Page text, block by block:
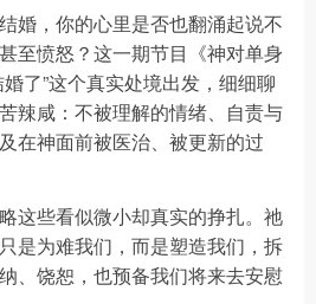
婚，你的心里是否也翻涌起说不
至愤怒？这一期节目《神对单身
了”这个真实处境出发，细细聊
辣咸：不被理解的情绪、自责与
在神面前被医治、被更新的过
这些看似微小却真实的挣扎。祂
是为难我们，而是塑造我们，拆
、饶恕，也预备我们将来去安慰